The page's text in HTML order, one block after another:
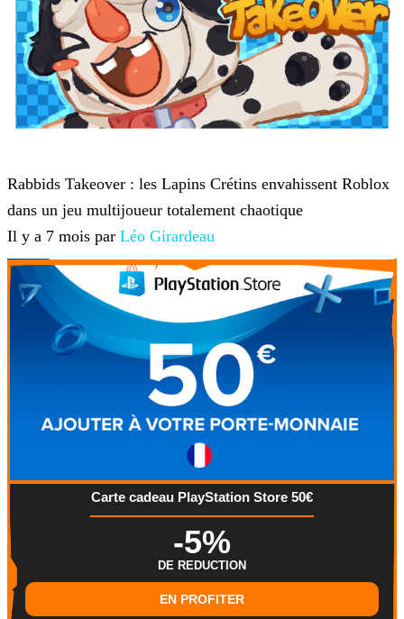
Rabbids Takeover : les Lapins Crétins envahissent Roblox
dans un jeu multijoueur totalement chaotique
Il y a 7 mois par Léo Girardeau
Carte cadeau PlayStation Store 50€
-5%
DE REDUCTION
EN PROFITER